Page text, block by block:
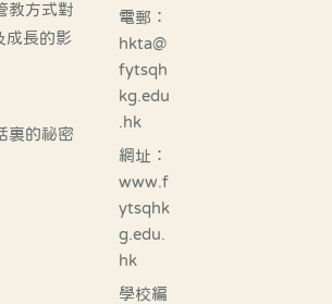
教方式對
成長的影
裏的祕密
電郵：
hkta@
fytsqh
kg.edu
.hk
網址：
www.f
ytsqhk
g.edu.
hk
學校編